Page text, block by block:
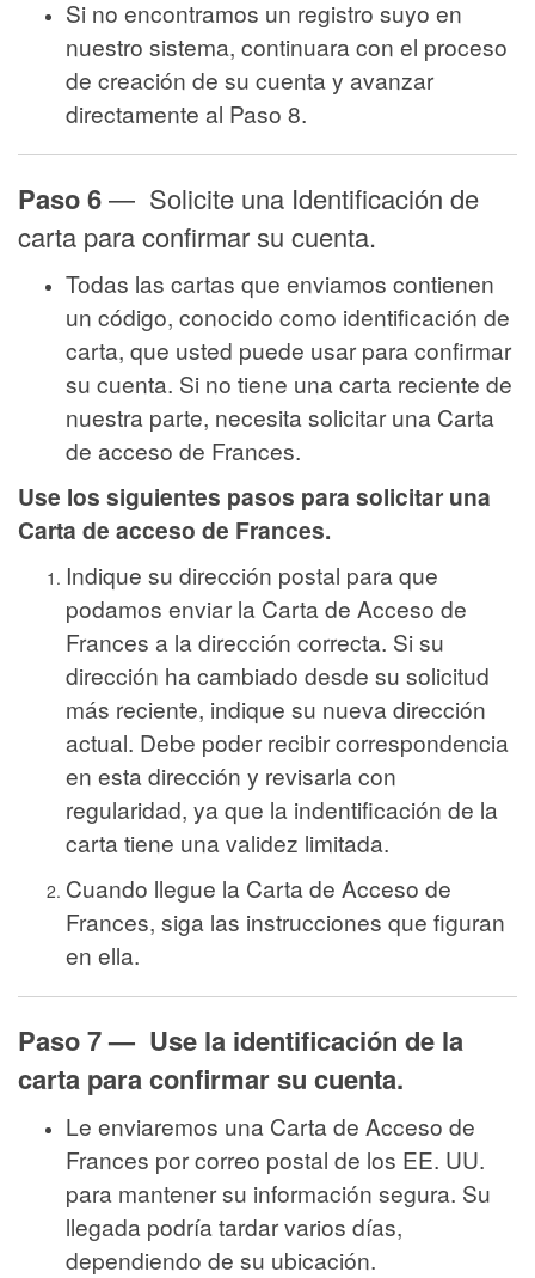
Si no encontramos un registro suyo en
nuestro sistema, continuara con el proceso
de creación de su cuenta y avanzar
directamente al Paso 8.
Paso 6— Solicite una Identificación de
carta para confirmar su cuenta.
Todas las cartas que enviamos contienen
un código, conocido como identificación de
carta, que usted puede usar para confirmar
su cuenta. Si no tiene una carta reciente de
nuestra parte, necesita solicitar una Carta
de acceso de Frances.
Use los siguientes pasos para solicitar una
Carta de acceso de Frances.
Indique su dirección postal para que
podamos enviar la Carta de Acceso de
Frances a la dirección correcta. Si su
dirección ha cambiado desde su solicitud
más reciente, indique su nueva dirección
actual. Debe poder recibir correspondencia
en esta dirección y revisarla con
regularidad, ya que la indentificación de la
carta tiene una validez limitada.
Cuando llegue la Carta de Acceso de
Frances, siga las instrucciones que figuran
en ella.
Paso 7 — Use la identificación de la
carta para confirmar su cuenta.
Le enviaremos una Carta de Acceso de
Frances por correo postal de los EE. UU.
para mantener su información segura. Su
llegada podría tardar varios días,
dependiendo de su ubicación.